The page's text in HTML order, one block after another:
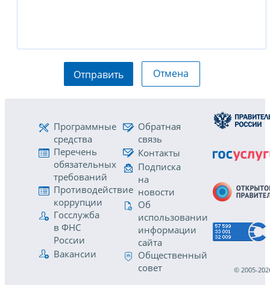
Отправить Отмена
Программные
средства
Перечень
обязательных
требований
Противодействие
коррупции
Госслужба
в ФНС
России
Вакансии
Обратная
связь
Контакты
Подписка
на
новости
Об
использовании
информации
сайта
Общественный
совет
© 2005-